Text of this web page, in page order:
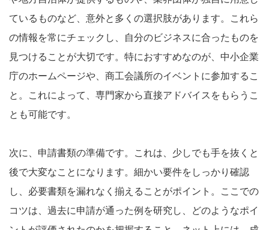
ているものなど、意外と多くの選択肢があります。これら
の情報を常にチェックし、自分のビジネスに合ったものを
見つけることが大切です。特におすすめなのが、中小企業
庁のホームページや、商工会議所のイベントに参加するこ
と。これによって、専門家から直接アドバイスをもらうこ
とも可能です。
次に、申請書類の準備です。これは、少しでも手を抜くと
後で大変なことになります。細かい要件をしっかり確認
し、必要書類を漏れなく揃えることがポイント。ここでの
コツは、過去に申請が通った例を研究し、どのようなポイ